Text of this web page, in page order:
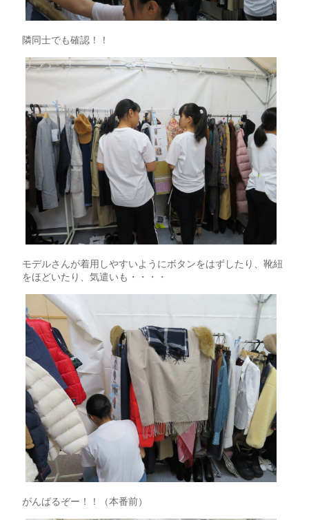
隣同士でも確認！！
モデルさんが着用しやすいようにボタンをはずしたり、靴紐
をほどいたり、気遣いも・・・・
がんばるぞー！！（本番前）